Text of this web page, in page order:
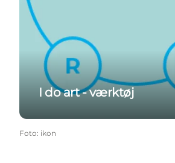
I do art - værktøj
Foto: ikon